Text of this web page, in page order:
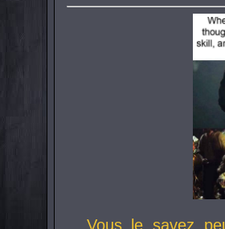
Vous le savez